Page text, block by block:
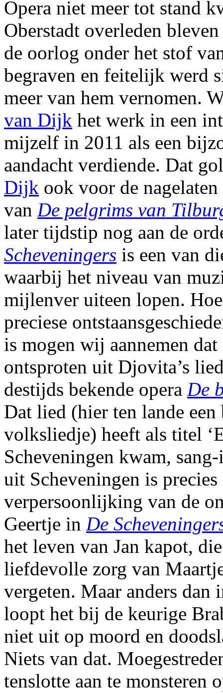
Opera niet meer tot stand
Oberstadt overleden
de oorlog onder het stof
begraven en feitelijk werd
meer van hem vernomen.
van Dijk het werk in een
mijzelf in 2011 als een
aandacht verdiende. Dat
Dijk ook voor de
van De pelgrims van
later tijdstip nog aan de
Scheveningers is een van
waarbij het niveau van
mijlenver uiteen lopen.
preciese
is mogen wij aannemen dat
ontsproten uit Djovita’s
destijds bekende opera De
Dat lied (hier ten lande een
volksliedje) heeft als titel
Scheveningen kwam,
uit Scheveningen is precies
verpersoonlijking van de
Geertje in De
het leven van Jan kapot,
liefdevolle zorg van
vergeten. Maar anders dan
loopt het bij de keurige
niet uit op moord en
Niets van dat.
tenslotte aan te monsteren